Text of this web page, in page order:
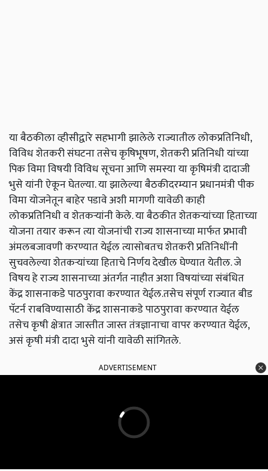
या बैठकीला व्हीसीद्वारे सहभागी झालेले राज्यातील लोकप्रतिनिधी,
विविध शेतकरी संघटना तसेच कृषिभूषण, शेतकरी प्रतिनिधी यांच्या
पिक विमा विषयी विविध सूचना आणि समस्या या कृषिमंत्री दादाजी
भुसे यांनी ऐकून घेतल्या. या झालेल्या बैठकीदरम्यान प्रधानमंत्री पीक
विमा योजनेतून बाहेर पडावे अशी मागणी यावेळी काही
लोकप्रतिनिधी व शेतकऱ्यांनी केले. या बैठकीत शेतकऱ्यांच्या हिताच्या
योजना तयार करून त्या योजनांची राज्य शासनाच्या मार्फत प्रभावी
अंमलबजावणी करण्यात येईल त्यासोबतच शेतकरी प्रतिनिधींनी
सुचवलेल्या शेतकऱ्यांच्या हिताचे निर्णय देखील घेण्यात येतील. जे
विषय हे राज्य शासनाच्या अंतर्गत नाहीत अशा विषयांच्या संबंधित
केंद्र शासनाकडे पाठपुरावा करण्यात येईल.तसेच संपूर्ण राज्यात बीड
पॅटर्न राबविण्यासाठी केंद्र शासनाकडे पाठपुरावा करण्यात येईल
तसेच कृषी क्षेत्रात जास्तीत जास्त तंत्रज्ञानाचा वापर करण्यात येईल,
असं कृषी मंत्री दादा भुसे यांनी यावेळी सांगितले.
ADVERTISEMENT